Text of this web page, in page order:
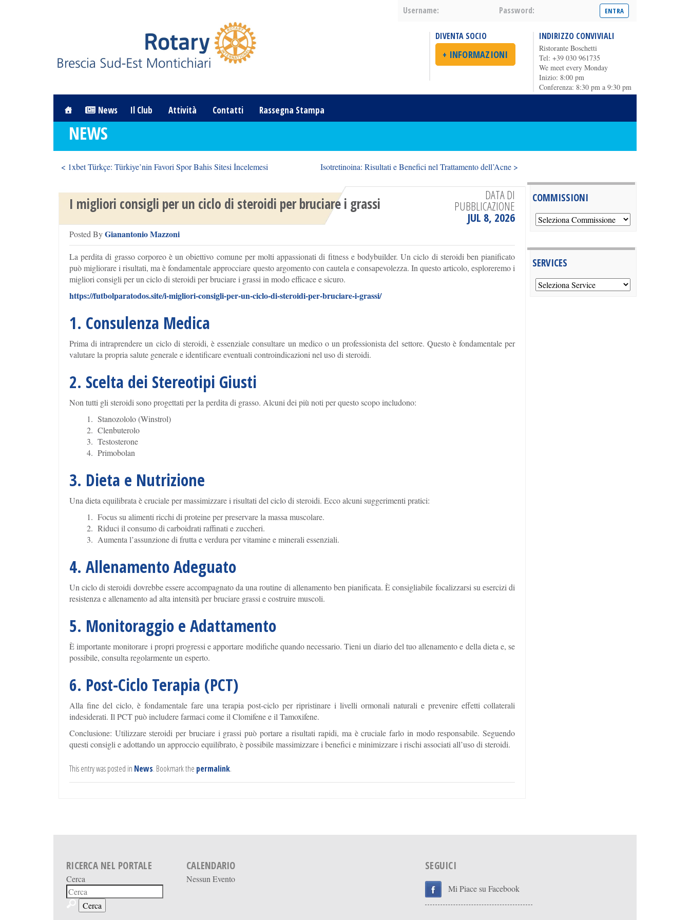
Username: Password:
DIVENTA SOCIO
+ INFORMAZIONI
INDIRIZZO CONVIVIALI
Ristorante Boschetti
Tel: +39 030 961735
We meet every Monday
Inizio: 8:00 pm
Conferenza: 8:30 pm a 9:30 pm
News Il Club Attività Contatti Rassegna Stampa
NEWS
< 1xbet Türkçe: Türkiye’nin Favori Spor Bahis Sitesi İncelemesi Isotretinoina: Risultati e Benefici nel Trattamento dell’Acne >
I migliori consigli per un ciclo di steroidi per bruciare i grassi
Posted ByGianantonio Mazzoni
DATA DI
PUBBLICAZIONE
JUL 8, 2026
La perdita di grasso corporeo è un obiettivo comune per molti appassionati di fitness e bodybuilder. Un ciclo di steroidi ben pianificato
può migliorare i risultati, ma è fondamentale approcciare questo argomento con cautela e consapevolezza. In questo articolo, esploreremo i
migliori consigli per un ciclo di steroidi per bruciare i grassi in modo efficace e sicuro.
https://futbolparatodos.site/i-migliori-consigli-per-un-ciclo-di-steroidi-per-bruciare-i-grassi/
1. Consulenza Medica
Prima di intraprendere un ciclo di steroidi, è essenziale consultare un medico o un professionista del settore. Questo è fondamentale per
valutare la propria salute generale e identificare eventuali controindicazioni nel uso di steroidi.
2. Scelta dei Stereotipi Giusti
Non tutti gli steroidi sono progettati per la perdita di grasso. Alcuni dei più noti per questo scopo includono:
Stanozololo (Winstrol)
Clenbuterolo
Testosterone
Primobolan
3. Dieta e Nutrizione
Una dieta equilibrata è cruciale per massimizzare i risultati del ciclo di steroidi. Ecco alcuni suggerimenti pratici:
Focus su alimenti ricchi di proteine per preservare la massa muscolare.
Riduci il consumo di carboidrati raffinati e zuccheri.
Aumenta l’assunzione di frutta e verdura per vitamine e minerali essenziali.
4. Allenamento Adeguato
Un ciclo di steroidi dovrebbe essere accompagnato da una routine di allenamento ben pianificata. È consigliabile focalizzarsi su esercizi di
resistenza e allenamento ad alta intensità per bruciare grassi e costruire muscoli.
5. Monitoraggio e Adattamento
È importante monitorare i propri progressi e apportare modifiche quando necessario. Tieni un diario del tuo allenamento e della dieta e, se
possibile, consulta regolarmente un esperto.
6. Post-Ciclo Terapia (PCT)
Alla fine del ciclo, è fondamentale fare una terapia post-ciclo per ripristinare i livelli ormonali naturali e prevenire effetti collaterali
indesiderati. Il PCT può includere farmaci come il Clomifene e il Tamoxifene.
Conclusione: Utilizzare steroidi per bruciare i grassi può portare a risultati rapidi, ma è cruciale farlo in modo responsabile. Seguendo
questi consigli e adottando un approccio equilibrato, è possibile massimizzare i benefici e minimizzare i rischi associati all’uso di steroidi.
This entry was posted in News. Bookmark the permalink.
COMMISSIONI
SERVICES
RICERCA NEL PORTALE
Cerca
CALENDARIO
Nessun Evento
SEGUICI
Mi Piace su Facebook